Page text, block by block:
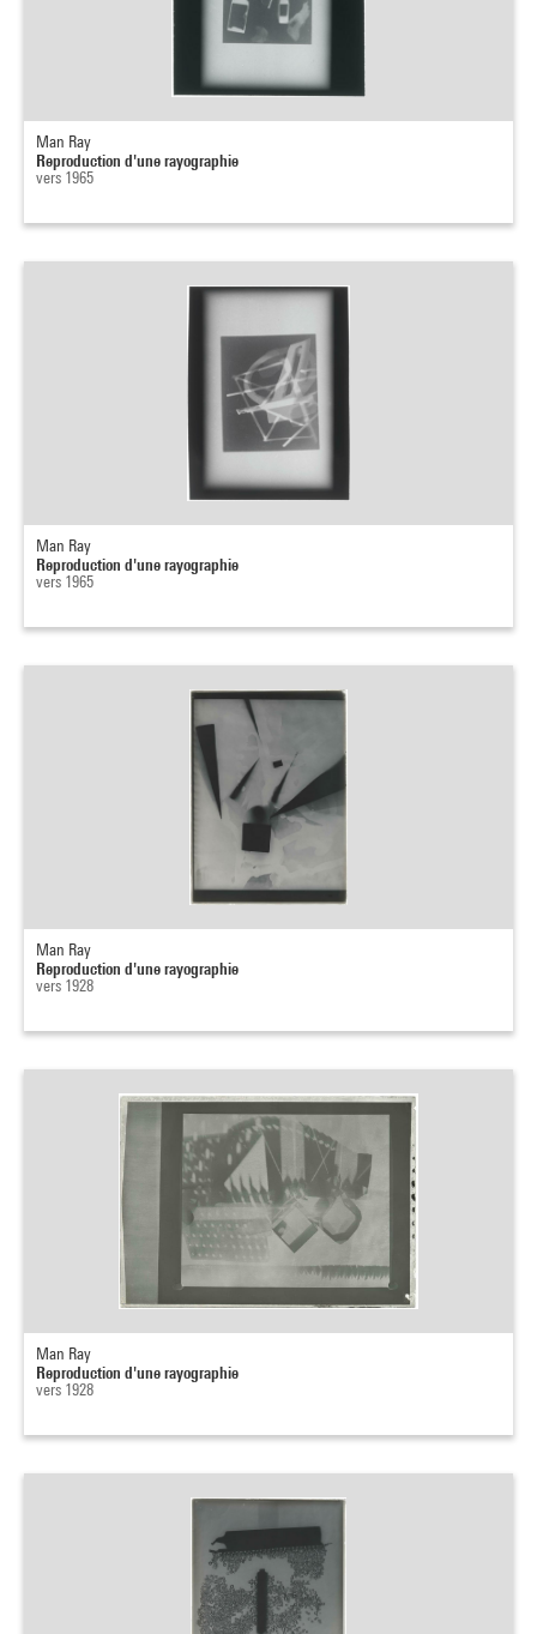
Man Ray
Reproduction d'une rayographie
vers 1965
Man Ray
Reproduction d'une rayographie
vers 1965
Man Ray
Reproduction d'une rayographie
vers 1928
Man Ray
Reproduction d'une rayographie
vers 1928